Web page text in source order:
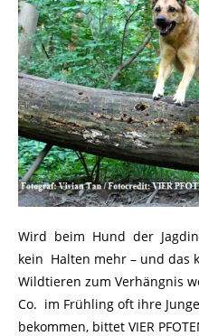
Wird beim Hund der
kein Halten mehr – und das
Wildtieren zum Verhängnis
Co. im Frühling oft ihre
bekommen, bittet VIER